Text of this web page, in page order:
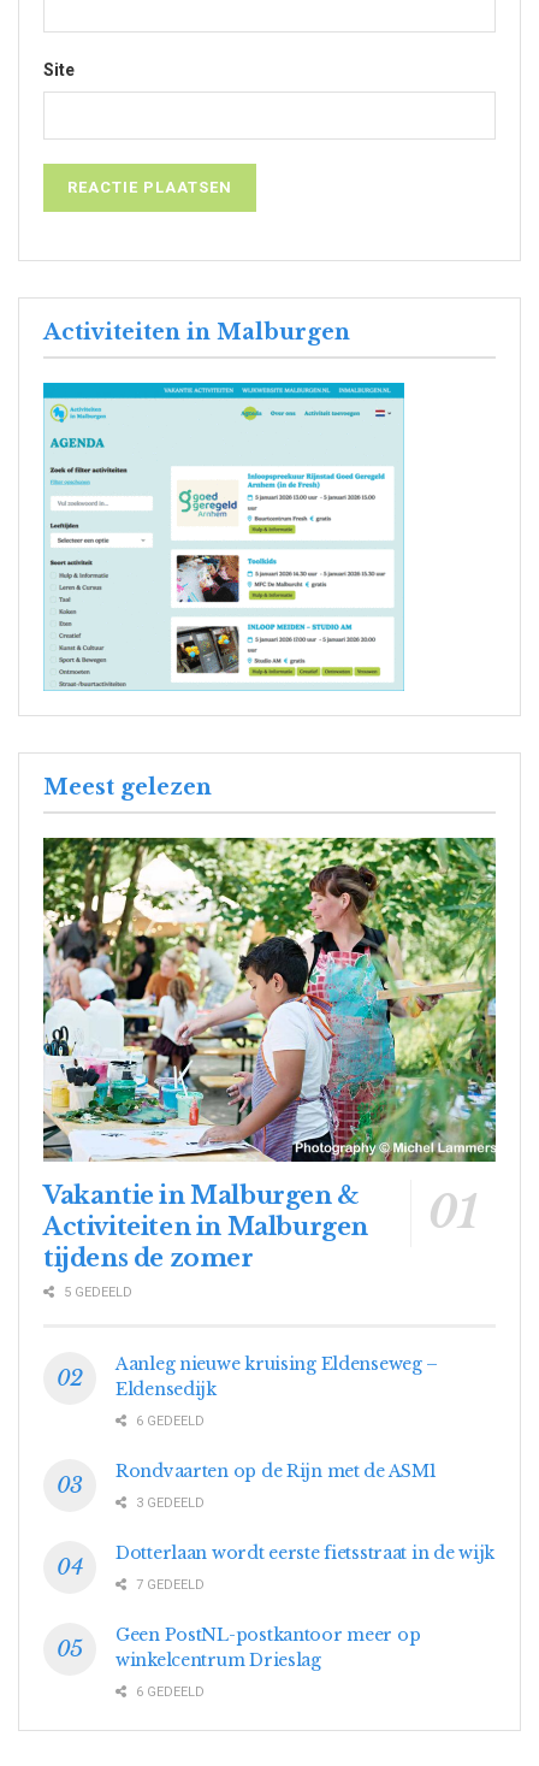
Site
Activiteiten in Malburgen
Meest gelezen
Vakantie in Malburgen &
Activiteiten in Malburgen
tijdens de zomer
5 GEDEELD
Aanleg nieuwe kruising Eldenseweg –
Eldensedijk
6 GEDEELD
Rondvaarten op de Rijn met de ASM1
3 GEDEELD
Dotterlaan wordt eerste fietsstraat in de wijk
7 GEDEELD
Geen PostNL-postkantoor meer op
winkelcentrum Drieslag
6 GEDEELD